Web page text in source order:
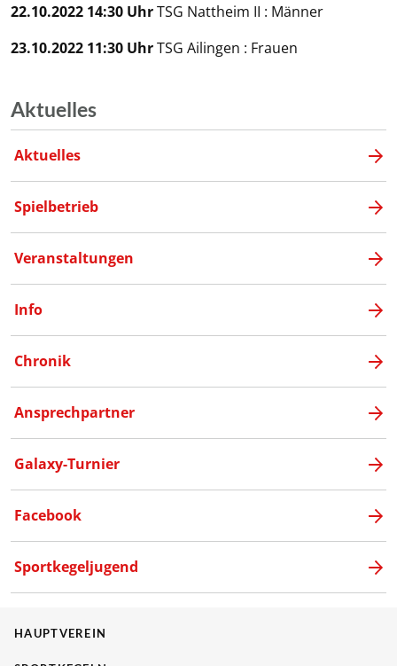
22.10.2022 14:30 UhrTSG Nattheim II : Männer
23.10.2022 11:30 UhrTSG Ailingen : Frauen
Aktuelles
Aktuelles
Spielbetrieb
Veranstaltungen
Info
Chronik
Ansprechpartner
Galaxy-Turnier
Facebook
Sportkegeljugend
HAUPTVEREIN